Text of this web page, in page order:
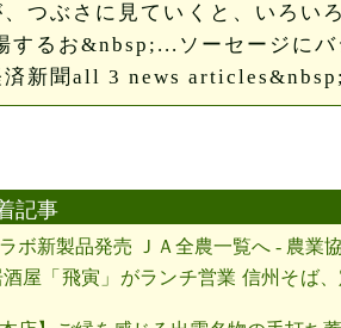
つぶさに見ていくと、いろい
するお&nbsp;...ソーセージに
済新聞all 3 news
記事
ボ新製品発売 ＪＡ全農一覧へ - 農業
屋「飛寅」がランチ営業 信州そば